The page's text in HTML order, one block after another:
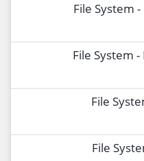
File System
File System
File
File